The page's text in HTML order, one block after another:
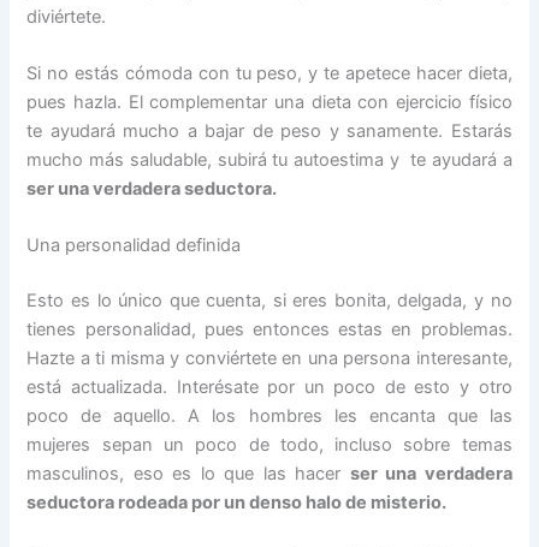
diviértete.
Si no estás cómoda con tu peso, y te apetece hacer dieta,
pues hazla. El complementar una dieta con ejercicio físico
te ayudará mucho a bajar de peso y sanamente. Estarás
mucho más saludable, subirá tu autoestima y te ayudará a
ser una verdadera seductora.
Una personalidad definida
Esto es lo único que cuenta, si eres bonita, delgada, y no
tienes personalidad, pues entonces estas en problemas.
Hazte a ti misma y conviértete en una persona interesante,
está actualizada. Interésate por un poco de esto y otro
poco de aquello. A los hombres les encanta que las
mujeres sepan un poco de todo, incluso sobre temas
masculinos, eso es lo que las hacer ser una verdadera
seductora rodeada por un denso halo de misterio.